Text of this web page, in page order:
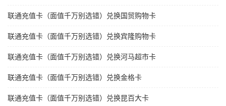
联通充值卡（面值千万别选错）兑换国贸购物卡
联通充值卡（面值千万别选错）兑换宾隆购物卡
联通充值卡（面值千万别选错）兑换河马超市卡
联通充值卡（面值千万别选错）兑换金格卡
联通充值卡（面值千万别选错）兑换昆百大卡